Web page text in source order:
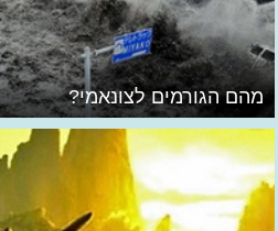
מהם הגורמים לצונאמי?